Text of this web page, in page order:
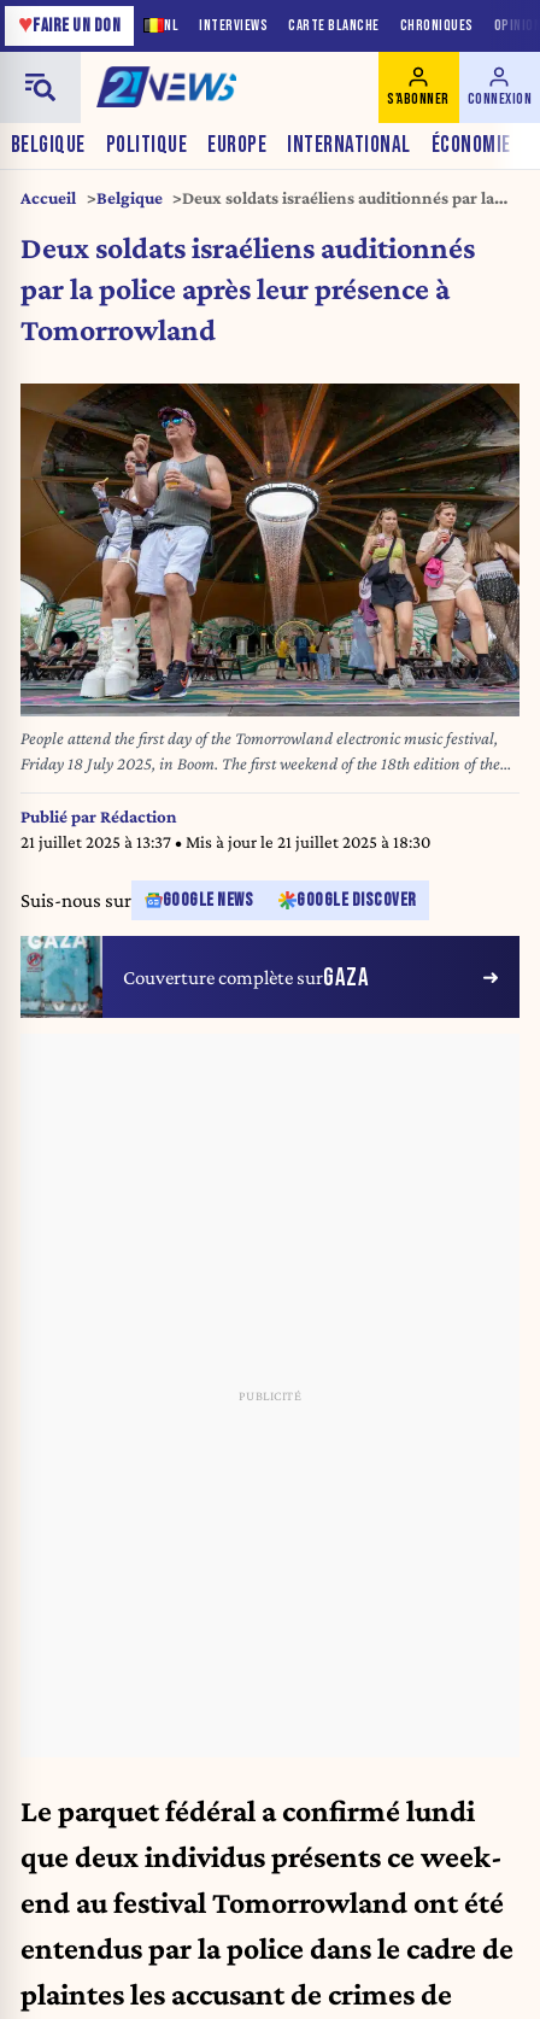
NL INTERVIEWS CARTE BLANCHE CHRONIQUES
♥FAIRE UN DON
BELGIQUE POLITIQUE EUROPE INTERNATIONAL ÉCONOMIE
S'ABONNER CONNEXION
Accueil Belgique
Deux soldats israéliens auditionnés par la
Deux soldats israéliens auditionnés
par la police après leur présence à
Tomorrowland
People attend the first day of the Tomorrowland electronic music festival,
Friday 18 July 2025, in Boom. The first weekend of the 18th edition of the
festival takes place at the 'De Schorre' terrain in Boom, from 18 to 20 July.
BELGA PHOTO MARIUS BURGELMAN
Publié parRédaction
21 juillet 2025 à 13:37• Mis à jour le 21 juillet 2025 à 18:30
Suis-nous sur GOOGLE NEWS GOOGLE DISCOVER
Couverture complète surGAZA
Le parquet fédéral a confirmé lundi
que deux individus présents ce week-
end au festival Tomorrowland ont été
entendus par la police dans le cadre de
plaintes les accusant de crimes de